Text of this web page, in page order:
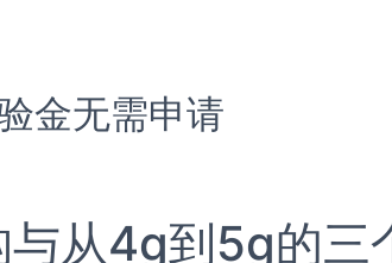
金无需申请
从4g到5g的三